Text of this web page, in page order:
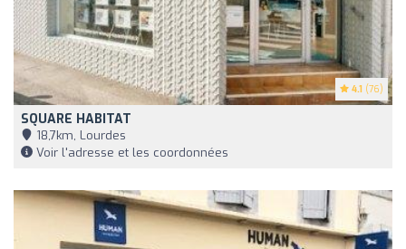
4.1 (76)
SQUARE HABITAT
18,7km, Lourdes
Voir l'adresse et les coordonnées